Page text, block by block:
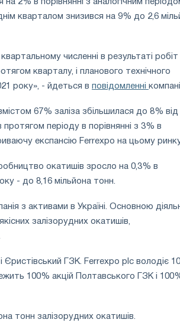
2% в порівнянні з аналогічним
кварталом знизився на 9% до 2,6
численні в результаті робіт
кварталу, і планового технічного
року», - йдеться в повідомленні
67% заліза збільшилася до 8% від
періоду в порівнянні з 3% в
експансію Ferrexpo на цьому
окатишів зросло на 0,3% в
- до 8,16 мільйона тонн.
з активами в Україні. Основною
залізорудних окатишів,
Єристівський ГЗК. Ferrеxpo plc володіє
100% акцій Полтавського ГЗК і
тонн залізорудних окатишів.